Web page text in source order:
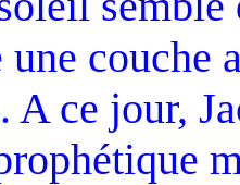
une
A ce jour,